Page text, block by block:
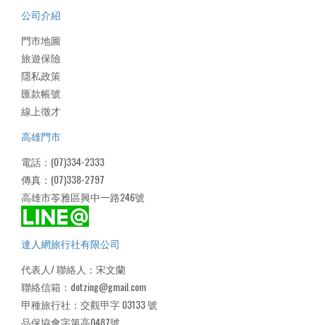
公司介紹
門市地圖
旅遊保險
隱私政策
匯款帳號
線上徵才
高雄門市
電話：(07)334-2333
傳真：(07)338-2797
高雄市苓雅區興中一路246號
達人網旅行社有限公司
代表人/ 聯絡人：宋文蘭
聯絡信箱：dotzing@gmail.com
甲種旅行社：交觀甲字 03133 號
品保協會字第高0487號